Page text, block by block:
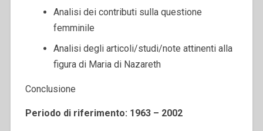
Analisi dei contributi sulla questione
femminile
Analisi degli articoli/studi/note attinenti alla
figura di Maria di Nazareth
Conclusione
Periodo di riferimento: 1963 – 2002